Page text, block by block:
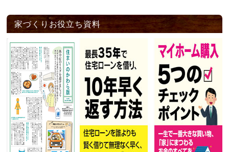
家づくりお役立ち資料